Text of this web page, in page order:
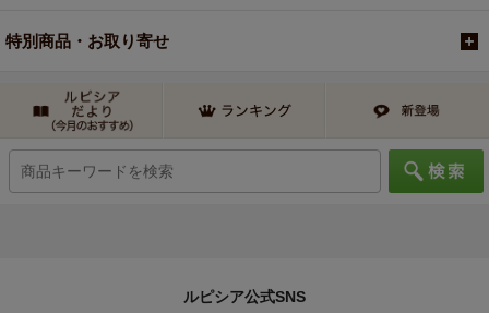
特別商品・お取り寄せ
ルピシア公式SNS